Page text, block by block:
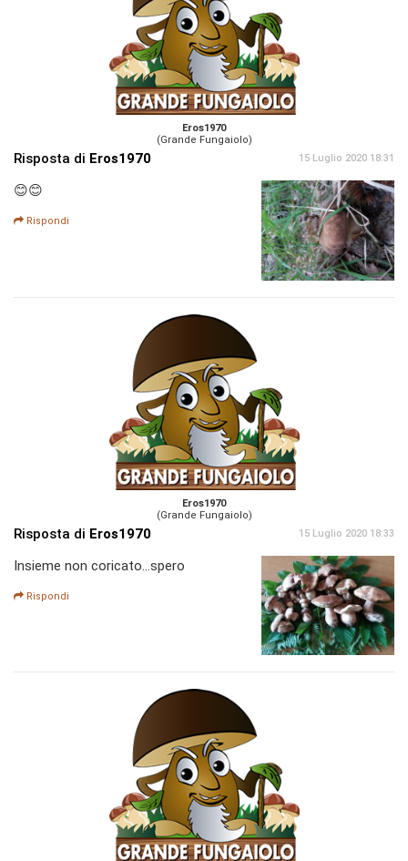
Eros1970
(Grande Fungaiolo)
Risposta di Eros1970 15 Luglio 2020 18:31
😊😊
Rispondi
Eros1970
(Grande Fungaiolo)
Risposta di Eros1970 15 Luglio 2020 18:33
Insieme non coricato...spero
Rispondi